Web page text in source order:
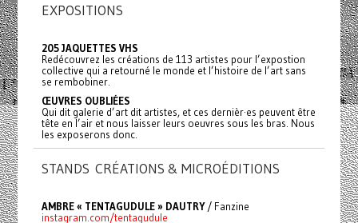
EXPOSITIONS
205 JAQUETTES VHS
Redécouvrez les créations de 113 artistes pour l’expostion
collective qui a retourné le monde et l’histoire de l’art sans
se rembobiner.
ŒUVRES OUBLIÉES
Qui dit galerie d’art dit artistes, et ces dernièr·es peuvent être
tête en l’air et nous laisser leurs oeuvres sous les bras. Nous
les exposerons donc.
STANDS CRÉATIONS & MICROÉDITIONS
AMBRE « TENTAGUDULE » DAUTRY/ Fanzine
instagram.com/tentagudule